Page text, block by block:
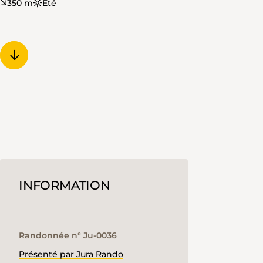
350 m Été
INFORMATION
Randonnée n° Ju-0036
Présenté par Jura Rando